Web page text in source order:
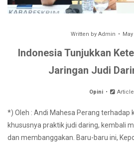
Written by Admin
Indonesia Tunjukkan
Jaringan Judi
Opini Article
*) Oleh : Andi Mahesa Perang terhadap
khususnya praktik judi daring, kembali
dan membanggakan. Baru-baru ini,